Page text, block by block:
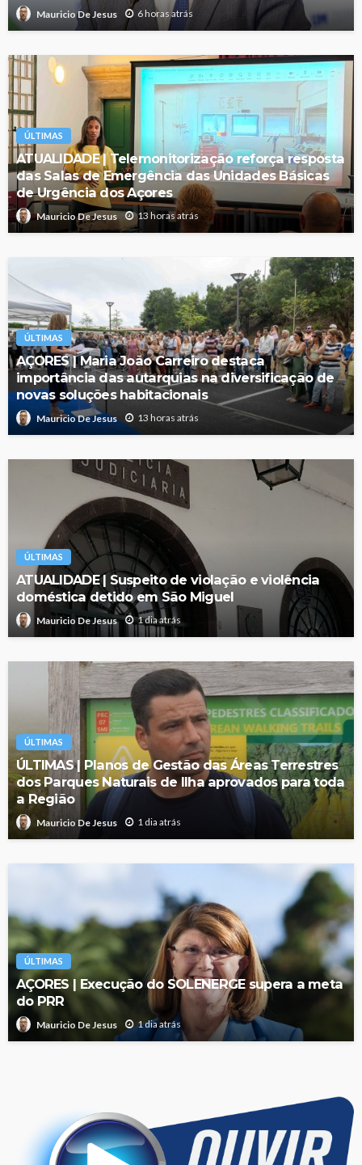
Mauricio De Jesus 6 horas atrás
ÚLTIMAS
ATUALIDADE | Telemonitorização reforça resposta
das Salas de Emergência das Unidades Básicas
de Urgência dos Açores
Mauricio De Jesus 13 horas atrás
ÚLTIMAS
AÇORES | Maria João Carreiro destaca
importância das autarquias na diversificação de
novas soluções habitacionais
Mauricio De Jesus 13 horas atrás
ÚLTIMAS
ATUALIDADE | Suspeito de violação e violência
doméstica detido em São Miguel
Mauricio De Jesus 1 dia atrás
ÚLTIMAS
ÚLTIMAS | Planos de Gestão das Áreas Terrestres
dos Parques Naturais de Ilha aprovados para toda
a Região
Mauricio De Jesus 1 dia atrás
ÚLTIMAS
AÇORES | Execução do SOLENERGE supera a meta
do PRR
Mauricio De Jesus 1 dia atrás